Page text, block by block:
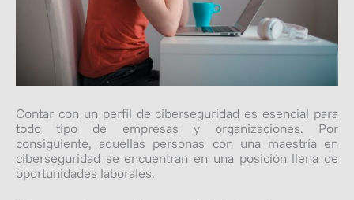
Contar con un perfil de ciberseguridad es esencial para
todo tipo de empresas y organizaciones. Por
consiguiente, aquellas personas con una maestría en
ciberseguridad se encuentran en una posición llena de
oportunidades laborales.